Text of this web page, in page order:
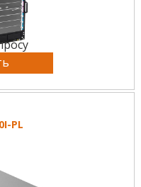
PL